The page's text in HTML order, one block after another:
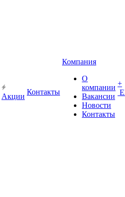
Акции
Контакты
Компания
О
компании
Вакансии
Новости
Контакты
+